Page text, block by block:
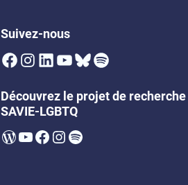
Suivez-nous
Facebook
Instagram
LinkedIn
YouTube
Bluesky
Spotify
Découvrez le projet de recherche
SAVIE-LGBTQ
WordPress
YouTube
Facebook
Instagram
Spotify